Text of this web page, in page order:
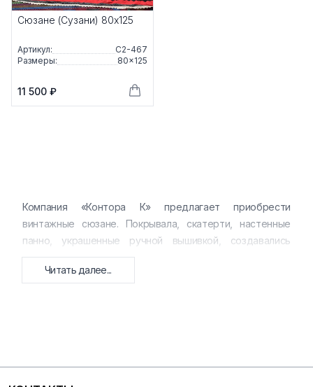
Сюзане (Сузани) 80x125
Артикул:
С2-467
Размеры:
80×125
11 500 ₽
Компания «Контора К» предлагает приобрести
винтажные сюзане. Покрывала, скатерти, настенные
панно, украшенные ручной вышивкой, создавались
десятки лет назад узбекскими и таджикскими
мастерами.
Читать далее...